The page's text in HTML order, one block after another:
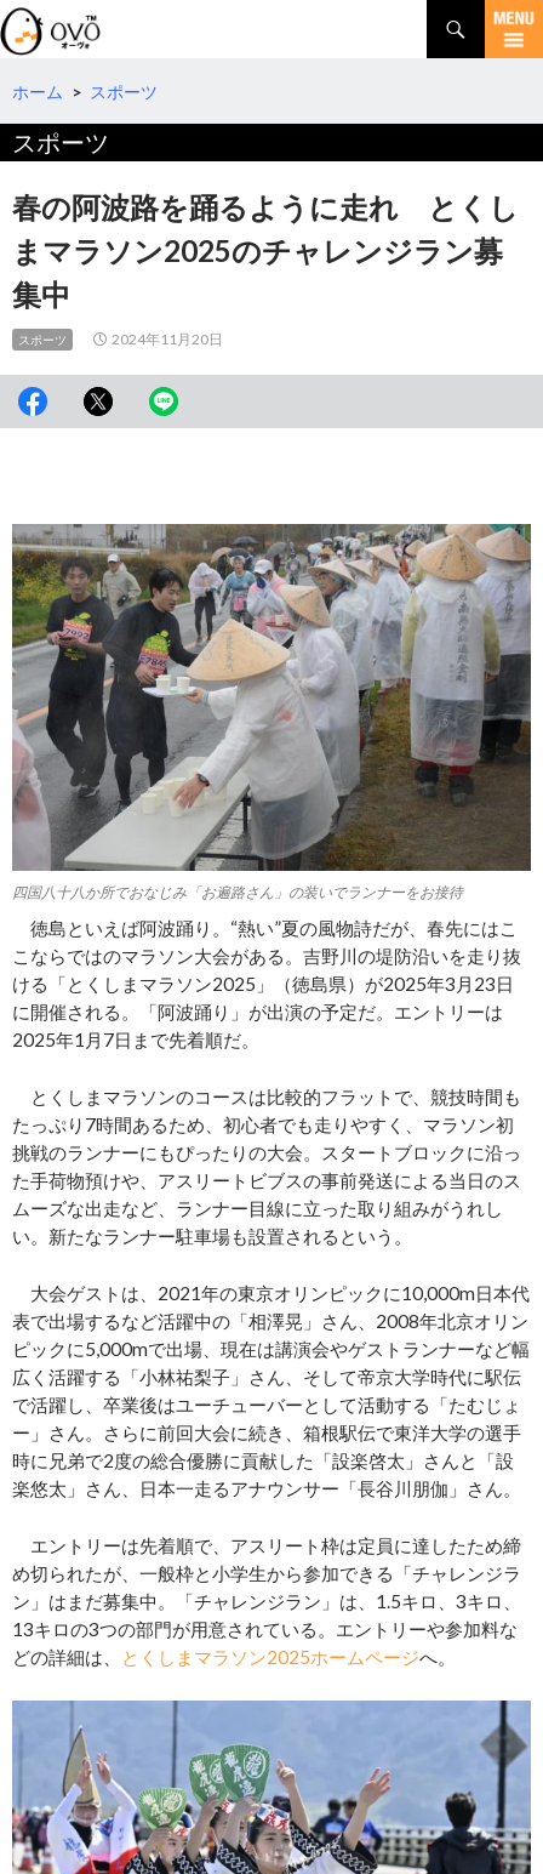
検
索
コ
テ
へ
移
動
ホーム > スポーツ
スポーツ
春の阿波路を踊るように走れ とくし
まマラソン2025のチャレンジラン募
集中
スポーツ 2024年11月20日
四国八十八か所でおなじみ「お遍路さん」の装いでランナーをお接待
徳島といえば阿波踊り。“熱い”夏の風物詩だが、春先にはこ
こならではのマラソン大会がある。吉野川の堤防沿いを走り抜
ける「とくしまマラソン2025」（徳島県）が2025年3月23日
に開催される。「阿波踊り」が出演の予定だ。エントリーは
2025年1月7日まで先着順だ。
とくしまマラソンのコースは比較的フラットで、競技時間も
たっぷり7時間あるため、初心者でも走りやすく、マラソン初
挑戦のランナーにもぴったりの大会。スタートブロックに沿っ
た手荷物預けや、アスリートビブスの事前発送による当日のス
ムーズな出走など、ランナー目線に立った取り組みがうれし
い。新たなランナー駐車場も設置されるという。
大会ゲストは、2021年の東京オリンピックに10,000m日本代
表で出場するなど活躍中の「相澤晃」さん、2008年北京オリン
ピックに5,000mで出場、現在は講演会やゲストランナーなど幅
広く活躍する「小林祐梨子」さん、そして帝京大学時代に駅伝
で活躍し、卒業後はユーチューバーとして活動する「たむじょ
ー」さん。さらに前回大会に続き、箱根駅伝で東洋大学の選手
時に兄弟で2度の総合優勝に貢献した「設楽啓太」さんと「設
楽悠太」さん、日本一走るアナウンサー「長谷川朋伽」さん。
エントリーは先着順で、アスリート枠は定員に達したため締
め切られたが、一般枠と小学生から参加できる「チャレンジラ
ン」はまだ募集中。「チャレンジラン」は、1.5キロ、3キロ、
13キロの3つの部門が用意されている。エントリーや参加料な
どの詳細は、
とくしまマラソン2025ホームページへ。